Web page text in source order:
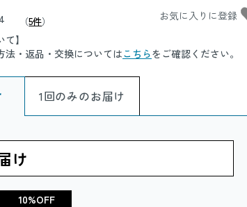
（5件）
】
法・返品・交換についてはこちらをご確認ください。
1回のみのお届け
け
10%OFF